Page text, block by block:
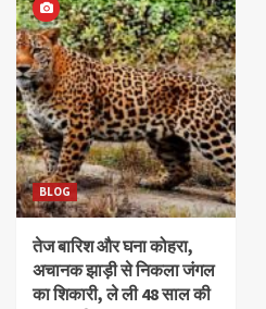
BLOG
तेज बारिश और घना कोहरा,
अचानक झाड़ी से निकला जंगल
का शिकारी, ले ली 48 साल की